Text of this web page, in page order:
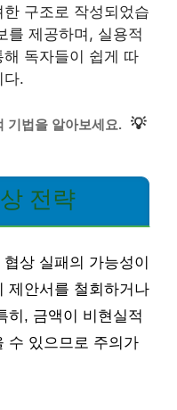
구조로 작성되었습
를 제공하며, 실용적
독자들이 쉽게 따
다.
기법을 알아보세요. 💡
전략
상 실패의 가능성이
제안서를 철회하거나
히, 금액이 비현실적
수 있으므로 주의가